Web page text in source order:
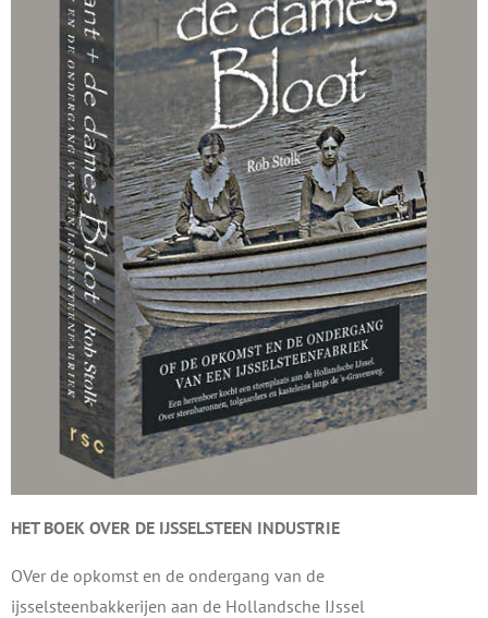
HET BOEK OVER DE IJSSELSTEEN INDUSTRIE
OVer de opkomst en de ondergang van de
ijsselsteenbakkerijen aan de Hollandsche IJssel